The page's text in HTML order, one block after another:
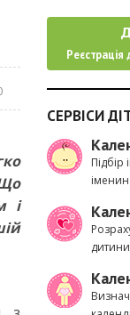
і
Реєстрація
СЕРВІСИ
Підбір
іменин